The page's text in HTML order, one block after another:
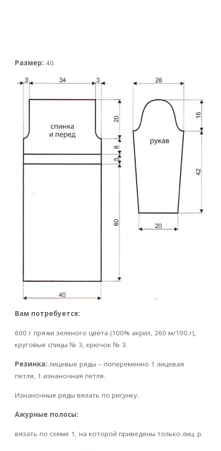
Размер: 40.
Вам потребуется:
600 г пряжи зеленого цвета (100% акрил, 260 м/100 г),
круговые спицы № 3, крючок № 3.
Резинка: лицевые ряды – попеременно 1 лицевая
петля, 1 изнаночная петля.
Изнаночные ряды вязать по рисунку.
Ажурные полосы:
вязать по схеме 1, на которой приведены только лиц. р.